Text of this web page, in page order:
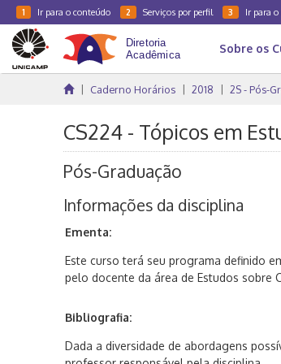
1 Ir para o conteúdo 2 Serviços por perfil 3 Ir para
Sobre os
Caderno Horários 2018 2S - Pós-
CS224 - Tópicos em
Pós-Graduação
Informações da disciplina
Ementa:
Este curso terá seu programa definido
pelo docente da área de Estudos sobre
Bibliografia:
Dada a diversidade de abordagens